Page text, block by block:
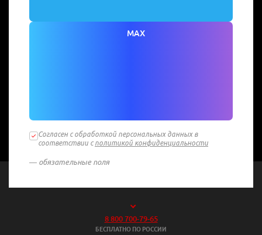
MAX
Согласен с обработкой персональных данных в
соответствии с политикой конфиденциальности
— обязательные поля
8 800 700-79-65
БЕСПЛАТНО ПО РОССИИ